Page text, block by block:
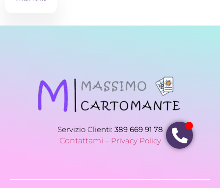
Servizio Clienti: 389 669 91 78
Contattami – Privacy Policy